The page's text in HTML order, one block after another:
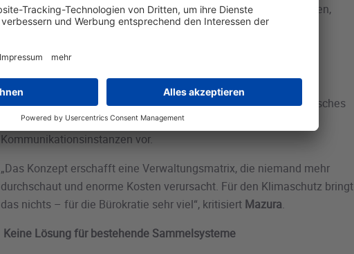
anderen Politikbereich undenkbar. Von der Wirtschaft zu verlangen,
einfach zu zahlen, ohne jede Berechnungsgrundlage, ist
Bürokratisches Großsystem statt effizienter Struktur
Trotz gegenteiliger Ankündigung sieht das Konzept ein bürokratisches
Konstrukt aus neuen Stellen, Stiftungen, Aufsichtsstrukturen und
Kommunikationsinstanzen vor.
„Das Konzept erschafft eine Verwaltungsmatrix, die niemand mehr
durchschaut und enorme Kosten verursacht. Für den Klimaschutz bringt
das nichts – für die Bürokratie sehr viel“, kritisiert Mazura.
Keine Lösung für bestehende Sammelsysteme